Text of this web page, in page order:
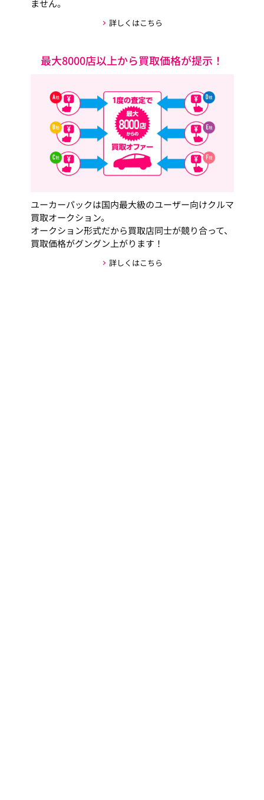
ません。
詳しくはこちら
最大8000店以上から買取価格が提示！
ユーカーパックは国内最大級のユーザー向けクルマ
買取オークション。
オークション形式だから買取店同士が競り合って、
買取価格がグングン上がります！
詳しくはこちら